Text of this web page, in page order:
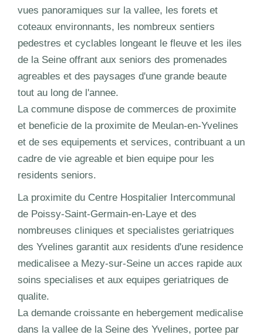
vues panoramiques sur la vallee, les forets et
coteaux environnants, les nombreux sentiers
pedestres et cyclables longeant le fleuve et les iles
de la Seine offrant aux seniors des promenades
agreables et des paysages d'une grande beaute
tout au long de l'annee.
La commune dispose de commerces de proximite
et beneficie de la proximite de Meulan-en-Yvelines
et de ses equipements et services, contribuant a un
cadre de vie agreable et bien equipe pour les
residents seniors.
La proximite du Centre Hospitalier Intercommunal
de Poissy-Saint-Germain-en-Laye et des
nombreuses cliniques et specialistes geriatriques
des Yvelines garantit aux residents d'une residence
medicalisee a Mezy-sur-Seine un acces rapide aux
soins specialises et aux equipes geriatriques de
qualite.
La demande croissante en hebergement medicalise
dans la vallee de la Seine des Yvelines, portee par